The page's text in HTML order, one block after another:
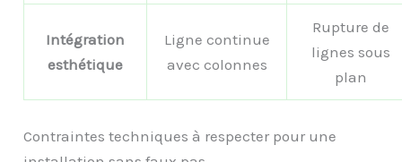
Intégration
esthétique
Ligne continue
avec colonnes
Rupture de
lignes sous
plan
Contraintes techniques à respecter pour une